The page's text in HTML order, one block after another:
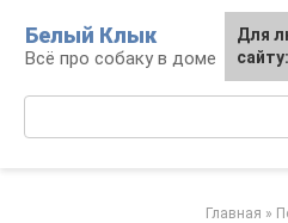
контенту
Белый Клык
Всё про собаку в доме
Главная »
Для